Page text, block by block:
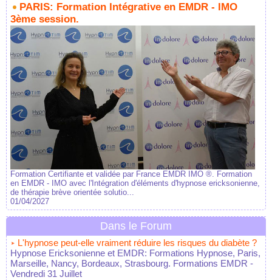
PARIS: Formation Intégrative en EMDR - IMO
3ème session.
Formation Certifiante et validée par France EMDR IMO ®. Formation
en EMDR - IMO avec l'Intégration d'éléments d'hypnose ericksonienne,
de thérapie brève orientée solutio...
01/04/2027
Dans le Forum
L'hypnose peut-elle vraiment réduire les risques du diabète ?
Hypnose Ericksonienne et EMDR: Formations Hypnose, Paris,
Marseille, Nancy, Bordeaux, Strasbourg. Formations EMDR -
Vendredi 31 Juillet